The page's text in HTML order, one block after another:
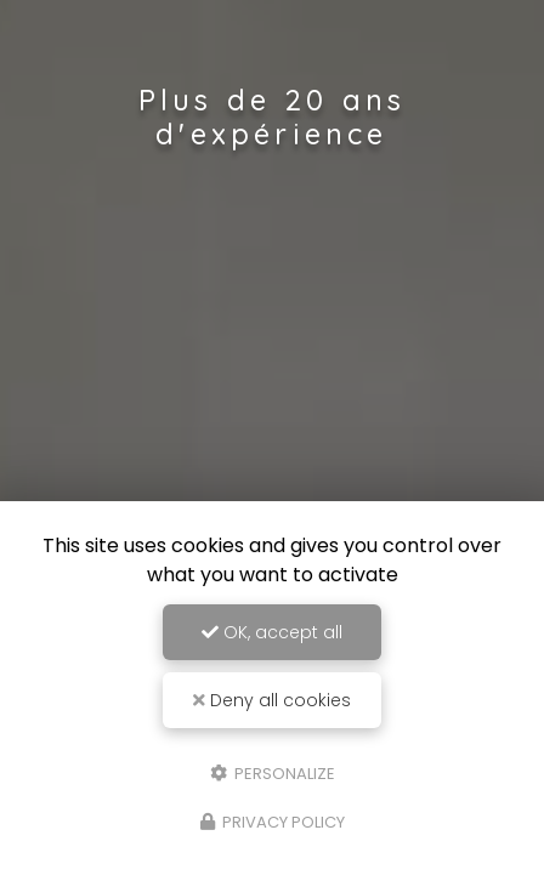
Plus de 20 ans
d'expérience
This site uses cookies and gives you control over
what you want to activate
OK, accept all
Deny all cookies
PERSONALIZE
PRIVACY POLICY